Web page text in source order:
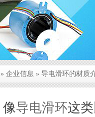
» 企业信息 » 导电滑环的材质
像导电滑环这